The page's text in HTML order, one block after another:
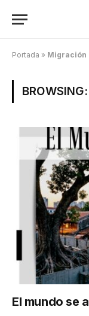
Portada » Migración
BROWSING:
El mundo se